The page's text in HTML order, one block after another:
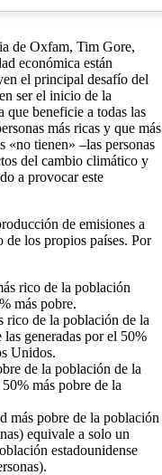
de Oxfam, Tim Gore,
económica están
el principal desafío del
ser el inicio de la
que beneficie a todas las
más ricas y que más
«no tienen» –las personas
del cambio climático y
a provocar este
de emisiones a
de los propios países. Por
rico de la población
más pobre.
rico de la población de la
generadas por el 50%
Unidos.
de la población de la
más pobre de la
más pobre de la población
equivale a solo un
estadounidense